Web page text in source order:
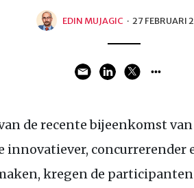
EDIN MUJAGIC · 27 FEBRUARI
de recente bijeenkomst
innovatiever,
kregen de participanten